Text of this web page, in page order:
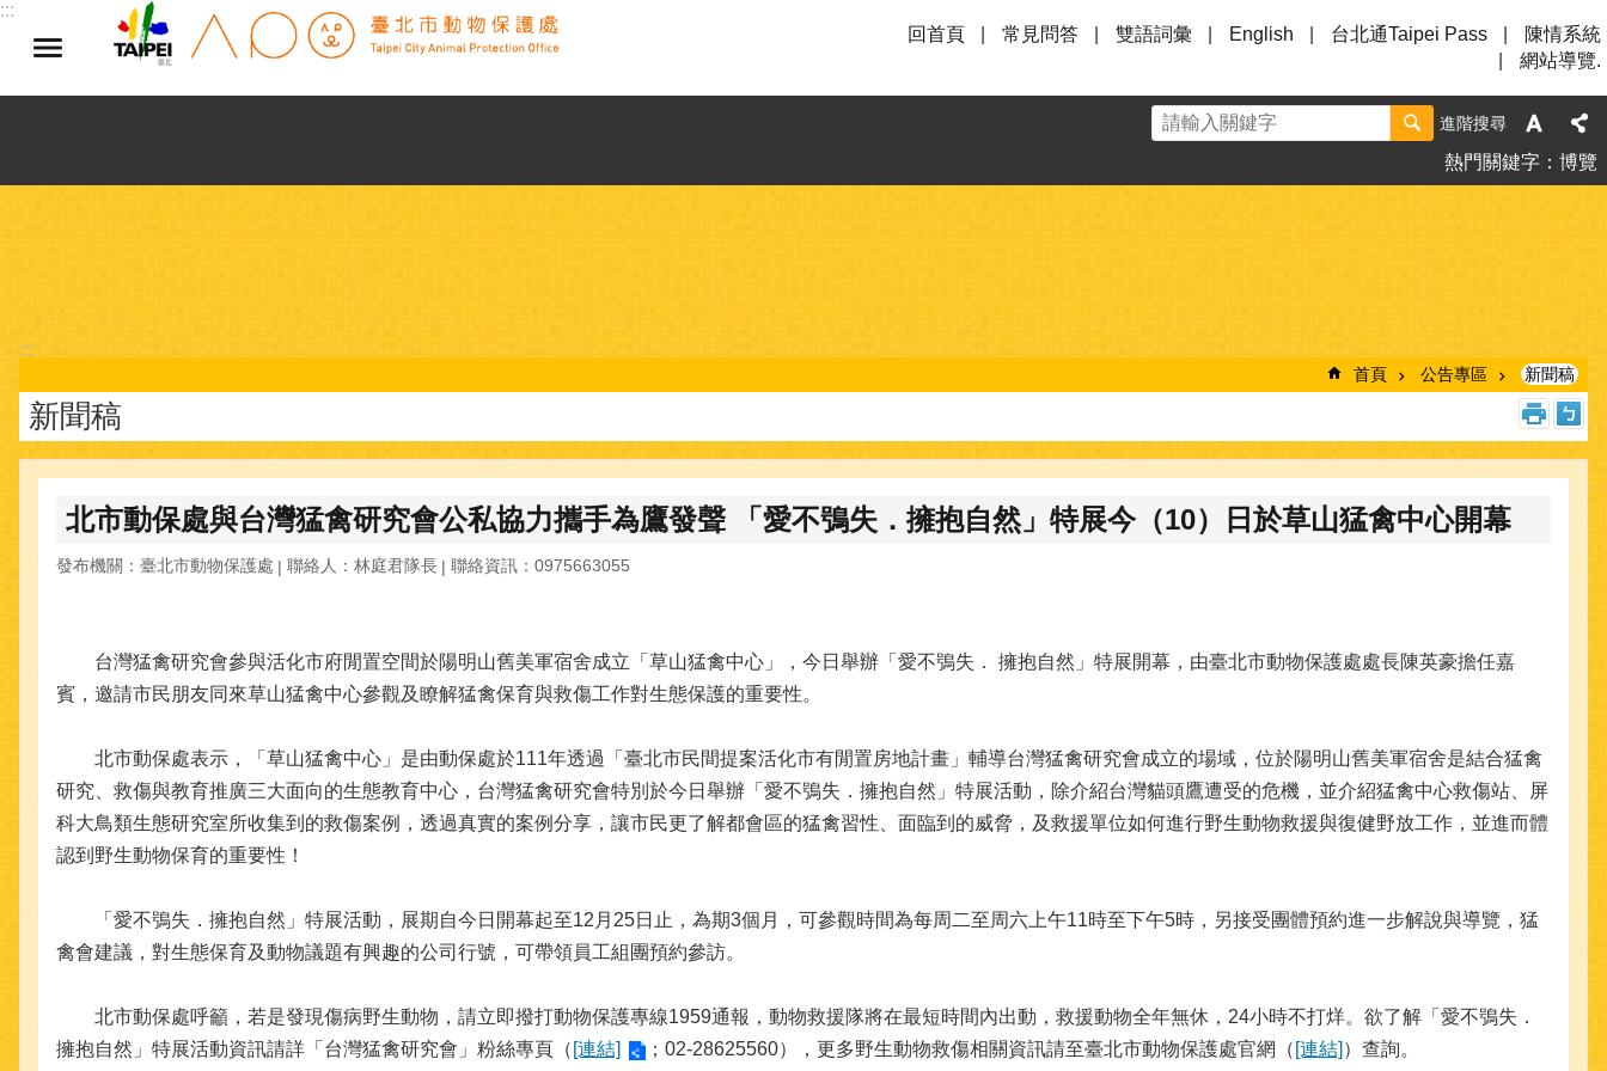
跳到主要內容區塊
:::
回首頁
常見問答 雙語詞彙 English 台北通Taipei Pass
陳情系統
網站導覽.
進階搜尋
熱門關鍵字 博覽
:::
首頁 公告專區 新聞稿
新聞稿
北市動保處與台灣猛禽研究會公私協力攜手為鷹發聲 「愛不鴞失．擁抱自然」特展今（10）日於草山猛禽中心開幕
發布機關：臺北市動物保護處 聯絡人：林庭君隊長 聯絡資訊：0975663055
台灣猛禽研究會參與活化市府閒置空間於陽明山舊美軍宿舍成立「草山猛禽中心」，今日舉辦「愛不鴞失 ．
擁抱自然」特展開幕，由臺北市動物保護處處長陳英豪擔任嘉
賓，邀請市民朋友同來草山猛禽中心參觀及瞭解猛禽保育與救傷工作對生態保護的重要性。
北市動保處表示，「草山猛禽中心」是由動保處於111年透過「臺北市民間提案活化市有閒置房地計畫」輔導台灣猛禽研究會成立的場域，位於陽明山舊美軍宿舍是結合猛禽
研究、救傷與教育推廣三大面向的生態教育中心，台灣猛禽研究會特別於今日舉辦「愛不鴞失．擁抱自然」特展活動，除介紹台灣貓頭鷹遭受的危機，並介紹猛禽中心救傷站、屏
科大鳥類生態研究室所收集到的救傷案例，透過真實的案例分享，讓市民更了解都會區的猛禽習性、面臨到的威脅，及救援單位如何進行野生動物救援與復健野放工作，並進而體
認到野生動物保育的重要性！
「愛不鴞失．擁抱自然」特展活動，展期自今日開幕起至12月25日止，為期3個月，可參觀時間為每周二至周六上午11時至下午5時，另接受團體預約進一步解說與導覽，猛
禽會建議，對生態保育及動物議題有興趣的公司行號，可帶領員工組團預約參訪。
北市動保處呼籲，若是發現傷病野生動物，請立即撥打動物保護專線1959通報，動物救援隊將在最短時間內出動，救援動物全年無休，24小時不打烊。欲了解「愛不鴞失．
擁抱自然」特展活動資訊請詳「台灣猛禽研究會」粉絲專頁（ [連結] ；02-28625560），更多野生動物救傷相關資訊請至臺北市動物保護處官網（ [連結] ）查詢。